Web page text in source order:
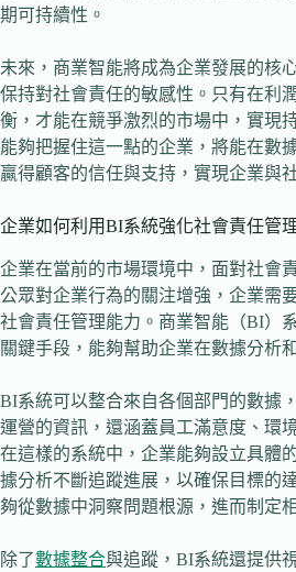
期可持續性。
未來，商業智能將成為企業發展的核
保持對社會責任的敏感性。只有在利
衡，才能在競爭激烈的市場中，實現
能夠把握住這一點的企業，將能在數
贏得顧客的信任與支持，實現企業與
企業如何利用BI系統強化社會責任管
企業在當前的市場環境中，面對社會
公眾對企業行為的關注增強，企業需
社會責任管理能力。商業智能（BI）
關鍵手段，能夠幫助企業在數據分析
BI系統可以整合來自各個部門的數據
運營的資訊，還涵蓋員工滿意度、環
在這樣的系統中，企業能夠設立具體
據分析不斷追蹤進展，以確保目標的
夠從數據中洞察問題根源，進而制定
除了數據整合與追蹤，BI系統還提供